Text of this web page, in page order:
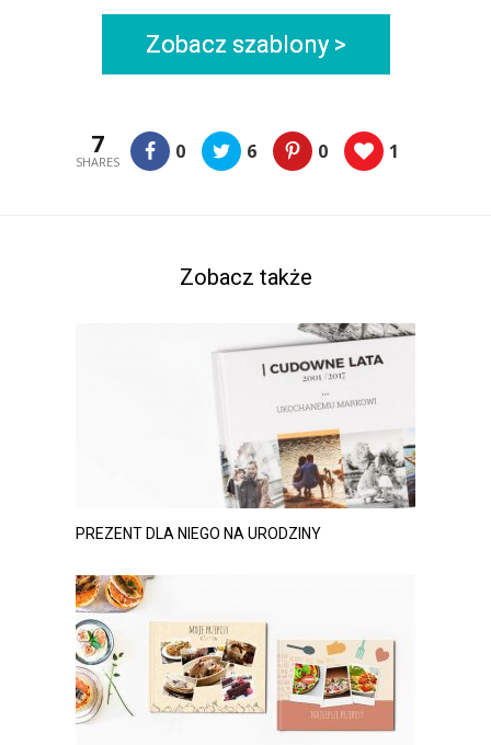
Zobacz szablony >
7
SHARES 0 6 0 1
Zobacz także
PREZENT DLA NIEGO NA URODZINY